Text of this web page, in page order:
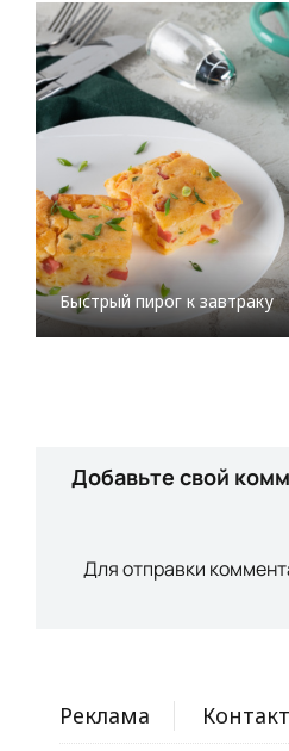
Быстрый пирог к завтраку
Добавьте свой
Для отправки
Реклама